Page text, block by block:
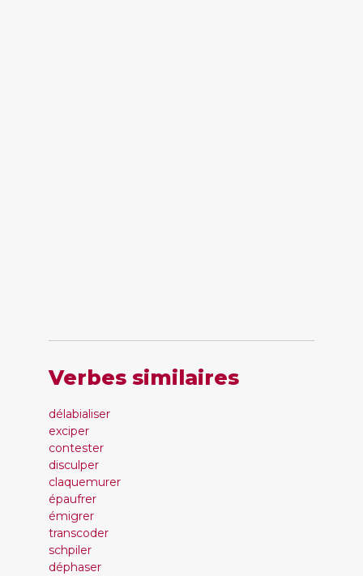
Verbes similaires
délabialiser
exciper
contester
disculper
claquemurer
épaufrer
émigrer
transcoder
schpiler
déphaser